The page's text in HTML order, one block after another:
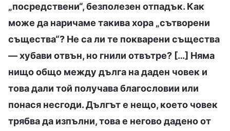
„посредствени“, безполезен отпадък. Как
може да наричаме такива хора „сътворени
същества“? Не са ли те покварени същества
— хубави отвън, но гнили отвътре? […] Няма
нищо общо между дълга на даден човек и
това дали той получава благословии или
понася несгоди. Дългът е нещо, което човек
трябва да изпълни, това е негово дадено от